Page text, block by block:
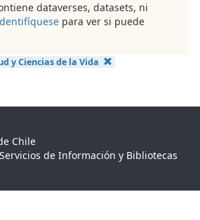
dataverses, datasets, ni
para ver si puede
y Ciencias de la Vida
Chile
de Información y Bibliotecas